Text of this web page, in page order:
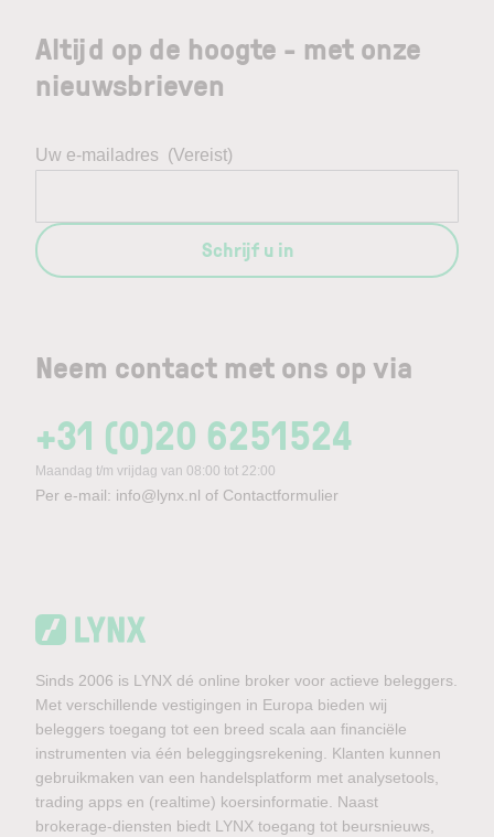
Neem contact met ons op via
+31 (0)20 6251524
Maandag t/m vrijdag van 08:00 tot 22:00
Per e-mail: info@lynx.nl of Contactformulier
Altijd op de hoogte - met onze
nieuwsbrieven
Uw e-mailadres (Vereist)
Schrijf u in
Sinds 2006 is LYNX dé online broker voor actieve beleggers.
Met verschillende vestigingen in Europa bieden wij
beleggers toegang tot een breed scala aan financiële
instrumenten via één beleggingsrekening. Klanten kunnen
gebruikmaken van een handelsplatform met analysetools,
trading apps en (realtime) koersinformatie. Naast
brokerage-diensten biedt LYNX toegang tot beursnieuws,